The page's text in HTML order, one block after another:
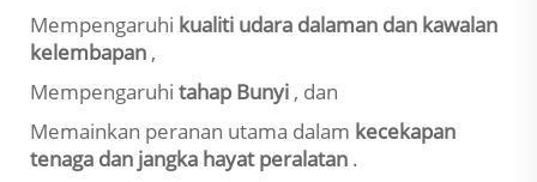
Mempengaruhi kualiti udara dalaman dan kawalan
kelembapan ,
Mempengaruhi tahap Bunyi , dan
Memainkan peranan utama dalam kecekapan
tenaga dan jangka hayat peralatan .